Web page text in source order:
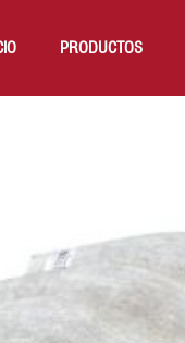
PRODUCTOS